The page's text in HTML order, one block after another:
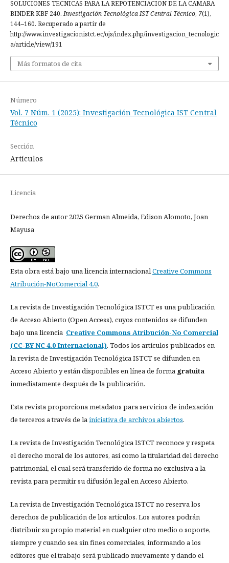
SOLUCIONES TECNICAS PARA LA REPOTENCIACION DE LA CAMARA
BINDER KBF 240.Investigación Tecnológica IST Central Técnico, 7(1),
144–160. Recuperado a partir de
http://www.investigacionistct.ec/ojs/index.php/investigacion_tecnologic
a/article/view/191
Más formatos de cita
Número
Vol. 7 Núm. 1 (2025): Investigación Tecnológica IST Central
Técnico
Sección
Artículos
Licencia
Derechos de autor 2025 German Almeida, Edison Alomoto, Joan
Mayusa
Esta obra está bajo una licencia internacionalCreative Commons
Atribución-NoComercial 4.0.
La revista de Investigación Tecnológica ISTCT es una publicación
de Acceso Abierto (Open Access), cuyos contenidos se difunden
bajo una licencia Creative Commons Atribución-No Comercial
(CC-BY NC 4.0 Internacional). Todos los artículos publicados en
la revista de Investigación Tecnológica ISTCT se difunden en
Acceso Abierto y están disponibles en línea de forma gratuita
inmediatamente después de la publicación.
Esta revista proporciona metadatos para servicios de indexación
de terceros a través de lainiciativa de archivos abiertos.
La revista de Investigación Tecnológica ISTCT reconoce y respeta
el derecho moral de los autores, así como la titularidad del derecho
patrimonial, el cual será transferido de forma no exclusiva a la
revista para permitir su difusión legal en Acceso Abierto.
La revista de Investigación Tecnológica ISTCT no reserva los
derechos de publicación de los artículos. Los autores podrán
distribuir su propio material en cualquier otro medio o soporte,
siempre y cuando sea sin fines comerciales, informando a los
editores que el trabajo será publicado nuevamente y dando el